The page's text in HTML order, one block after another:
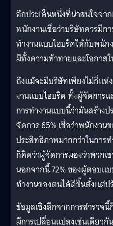
อีกประเด็นหนึ่งที่น่าสนใจจ
พนักงานเชื่อว่าบริษัทควรมีก
ทำงานแบบไฮบริดให้กับพนัก
มีทั้งความท้าทายและโอกาส
ถึงแม้จะมีบริษัทเพียงไม่กี่แ
งานแบบไฮบริด ทั้งผู้จัดการ
การทำงานแบบนี้ว่ามันสร้าง
จัดการ 65% เชื่อว่าพนักงาน
ประสิทธิภาพมากกว่าในการ
ก็คิดว่าผู้จัดการมองว่าพวกเ
นอกจากนี้ 72% ของผู้ตอบแ
ทำงานของตนได้ดีขึ้นตั้งแต่ป
ข้อมูลเชิงลึกจากการสำรวจ
มีการเปลี่ยนแปลงเช่นเดียว